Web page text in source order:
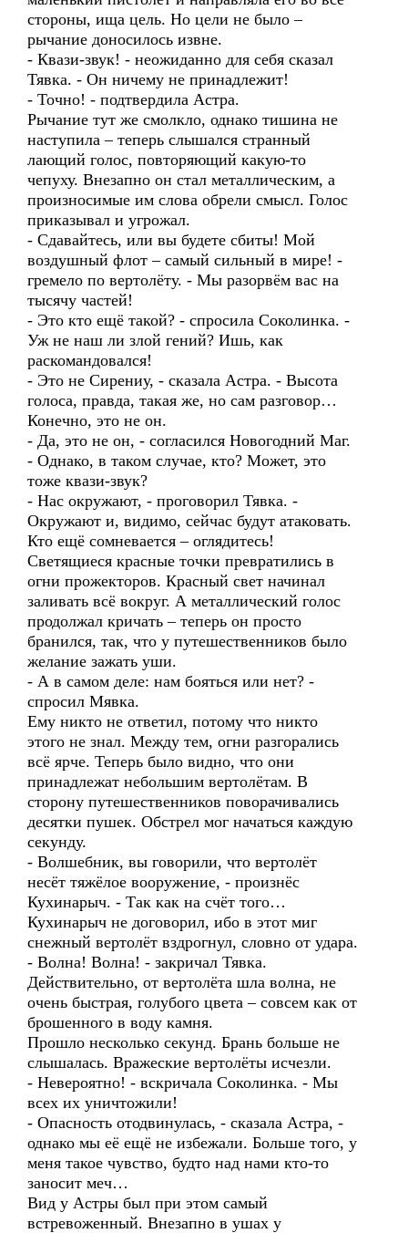
стороны, ища цель. Но цели не было –
рычание доносилось извне.
- Квази-звук! - неожиданно для себя сказал
Тявка. - Он ничему не принадлежит!
- Точно! - подтвердила Астра.
Рычание тут же смолкло, однако тишина не
наступила – теперь слышался странный
лающий голос, повторяющий какую-то
чепуху. Внезапно он стал металлическим, а
произносимые им слова обрели смысл. Голос
приказывал и угрожал.
- Сдавайтесь, или вы будете сбиты! Мой
воздушный флот – самый сильный в мире! -
гремело по вертолёту. - Мы разорвём вас на
тысячу частей!
- Это кто ещё такой? - спросила Соколинка. -
Уж не наш ли злой гений? Ишь, как
раскомандовался!
- Это не Сирениу, - сказала Астра. - Высота
голоса, правда, такая же, но сам разговор…
Конечно, это не он.
- Да, это не он, - согласился Новогодний Маг.
- Однако, в таком случае, кто? Может, это
тоже квази-звук?
- Нас окружают, - проговорил Тявка. -
Окружают и, видимо, сейчас будут атаковать.
Кто ещё сомневается – оглядитесь!
Светящиеся красные точки превратились в
огни прожекторов. Красный свет начинал
заливать всё вокруг. А металлический голос
продолжал кричать – теперь он просто
бранился, так, что у путешественников было
желание зажать уши.
- А в самом деле: нам бояться или нет? -
спросил Мявка.
Ему никто не ответил, потому что никто
этого не знал. Между тем, огни разгорались
всё ярче. Теперь было видно, что они
принадлежат небольшим вертолётам. В
сторону путешественников поворачивались
десятки пушек. Обстрел мог начаться каждую
секунду.
- Волшебник, вы говорили, что вертолёт
несёт тяжёлое вооружение, - произнёс
Кухинарыч. - Так как на счёт того…
Кухинарыч не договорил, ибо в этот миг
снежный вертолёт вздрогнул, словно от удара.
- Волна! Волна! - закричал Тявка.
Действительно, от вертолёта шла волна, не
очень быстрая, голубого цвета – совсем как от
брошенного в воду камня.
Прошло несколько секунд. Брань больше не
слышалась. Вражеские вертолёты исчезли.
- Невероятно! - вскричала Соколинка. - Мы
всех их уничтожили!
- Опасность отодвинулась, - сказала Астра, -
однако мы её ещё не избежали. Больше того, у
меня такое чувство, будто над нами кто-то
заносит меч…
Вид у Астры был при этом самый
встревоженный. Внезапно в ушах у